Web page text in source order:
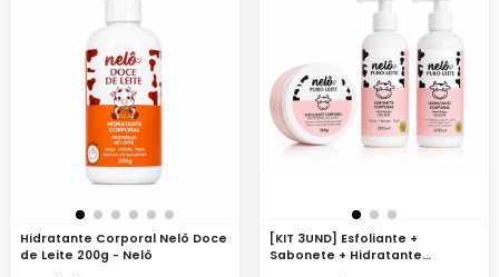
Hidratante Corporal Nelô Doce
de Leite 200g - Nelô
[KIT 3UND] Esfoliante +
Sabonete + Hidratante